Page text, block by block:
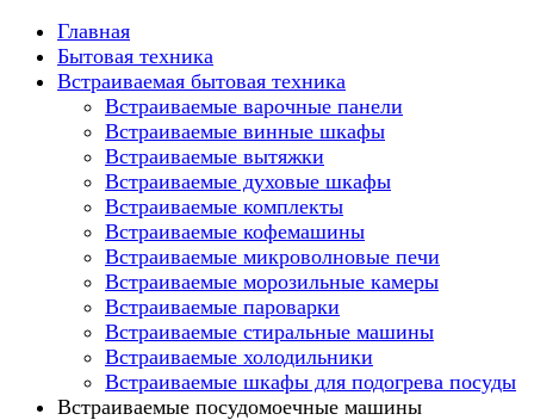
Главная
Бытовая техника
Встраиваемая бытовая техника
Встраиваемые варочные панели
Встраиваемые винные шкафы
Встраиваемые вытяжки
Встраиваемые духовые шкафы
Встраиваемые комплекты
Встраиваемые кофемашины
Встраиваемые микроволновые печи
Встраиваемые морозильные камеры
Встраиваемые пароварки
Встраиваемые стиральные машины
Встраиваемые холодильники
Встраиваемые шкафы для подогрева посуды
Встраиваемые посудомоечные машины